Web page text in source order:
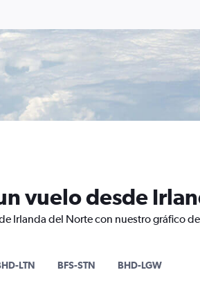
vuelo desde
Irlanda del Norte con nuestro gráfico
LTN BFS-STN BHD-LGW